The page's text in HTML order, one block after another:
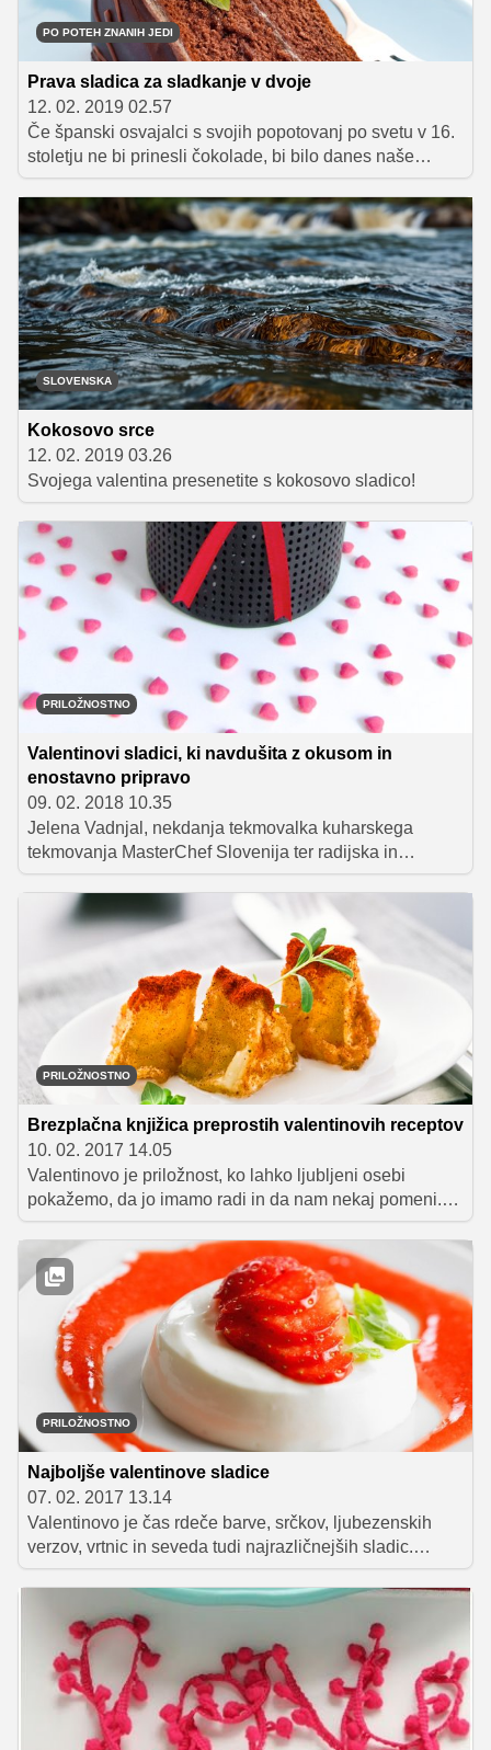
namreč v trenutku!
PO POTEH ZNANIH JEDI
Prava sladica za sladkanje v dvoje
12. 02. 2019 02.57
Če španski osvajalci s svojih popotovanj po svetu v 16.
stoletju ne bi prinesli čokolade, bi bilo danes naše
življenje verjetno močno zagrenjeno. Le s čim bi se
osamljeno tolažili, ko gre v življenju vse narobe, in se
sladkali skupaj s tistimi, ki nam pomenijo največ? Ne bi
bilo bonbonjer, vroče čokolade, čokoladnega pudinga,
niti čokoladnih piškotov in tort. In mladi kuharski vajenec
Franz Sacher leta 1832 tudi ne bi imel priložnosti
ustvariti kraljevske mojstrovine, ki danes velja za simbol
dunajske kulture – znamenite sacher torte.
SLOVENSKA
Kokosovo srce
12. 02. 2019 03.26
Svojega valentina presenetite s kokosovo sladico!
PRILOŽNOSTNO
Valentinovi sladici, ki navdušita z okusom in
enostavno pripravo
09. 02. 2018 10.35
Jelena Vadnjal, nekdanja tekmovalka kuharskega
tekmovanja MasterChef Slovenija ter radijska in
televizijska voditeljica, se je leta 2016 odločila, da stopi
na samostojno karierno pot. Kraljestvo sladic je postalo
njen poklic, njene umetnine pa lahko občudujemo na
spletni strani Ljubezen na prvi ugriz. Priljubljena
slaščičarka nam je ob prihajajočem dnevu zaljubljencev
zaupala dva recepta za sladici, ki vas bosta navdušili z
očarljivim videzom, enostavno pripravo in izjemnim
okusom.
PRILOŽNOSTNO
Brezplačna knjižica preprostih valentinovih receptov
10. 02. 2017 14.05
Valentinovo je priložnost, ko lahko ljubljeni osebi
pokažemo, da jo imamo radi in da nam nekaj pomeni.
Za vse, ki ste se odločili, da boste srčnega izbranca ali
izbranko letos presenetili z romantično večerjo v dvoje,
smo na portalu Okusno.je pripravili knjižico zapeljivih,
okusnih in preprostih romantičnih receptov, ki vam bodo
v veliko pomoč pri kreiranju nepozabnega
valentinovega menija.
PRILOŽNOSTNO
Najboljše valentinove sladice
07. 02. 2017 13.14
Valentinovo je čas rdeče barve, srčkov, ljubezenskih
verzov, vrtnic in seveda tudi najrazličnejših sladic.
Predstavljamo vam pester izbor najboljših sladic, s
katerimi boste zagotovo očarali vašega srčnega
izbranca ali izbranko!